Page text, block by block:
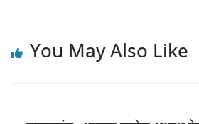
You May Also Like